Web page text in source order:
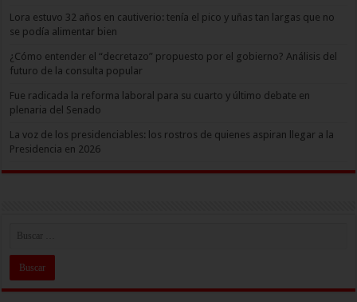
Lora estuvo 32 años en cautiverio: tenía el pico y uñas tan largas que no
se podía alimentar bien
¿Cómo entender el “decretazo” propuesto por el gobierno? Análisis del
futuro de la consulta popular
Fue radicada la reforma laboral para su cuarto y último debate en
plenaria del Senado
La voz de los presidenciables: los rostros de quienes aspiran llegar a la
Presidencia en 2026